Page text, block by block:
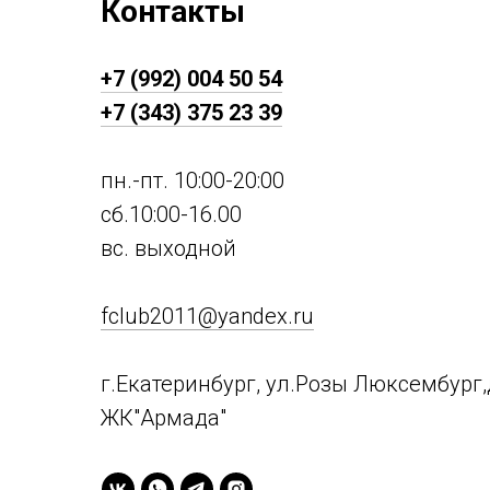
Контакты
+7 (992) 004 50 54
+7 (343) 375 23 39
пн.-пт. 10:00-20:00
сб.10:00-16.00
вс. выходной
fclub2011@yandex.ru
г.Екатеринбург, ул.Розы
ЖК"Армада"